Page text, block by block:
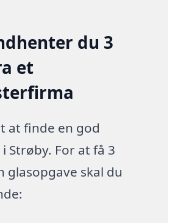
du 3
et
at finde en god
Strøby. For at få 3
glasopgave skal du